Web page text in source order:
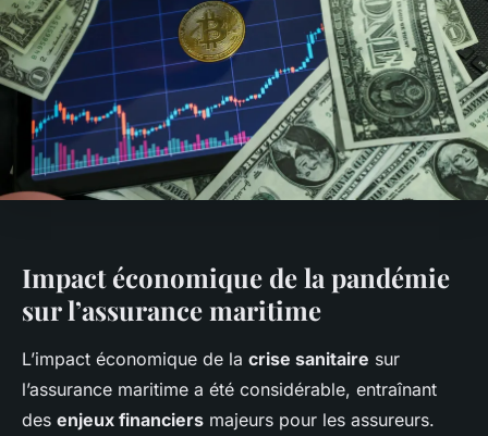
Impact économique de la pandémie
sur l’assurance maritime
L’impact économique de la crise sanitaire sur
l’assurance maritime a été considérable, entraînant
des enjeux financiers majeurs pour les assureurs.